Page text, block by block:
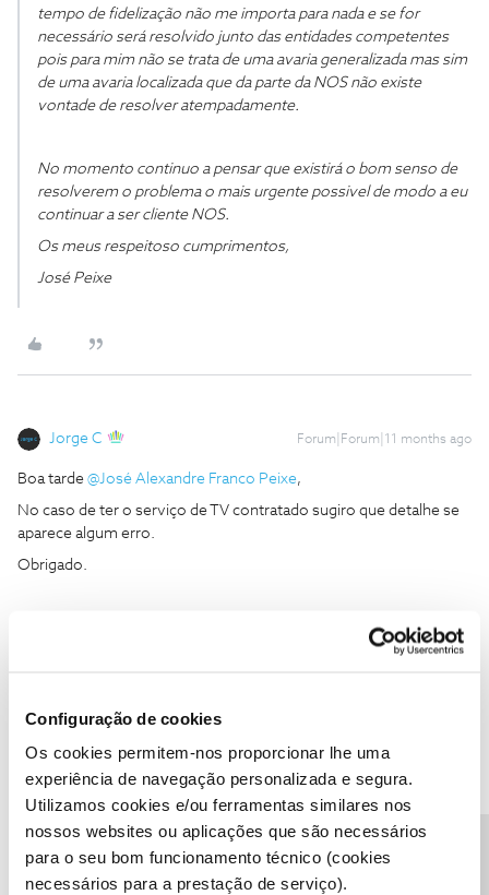
Configuração de cookies
Os cookies permitem-nos proporcionar lhe uma
experiência de navegação personalizada e segura.
Utilizamos cookies e/ou ferramentas similares nos
nossos websites ou aplicações que são necessários
para o seu bom funcionamento técnico (cookies
necessários para a prestação de serviço).
tempo de fidelização não me importa para nada e se for
necessário será resolvido junto das entidades competentes
pois para mim não se trata de uma avaria generalizada mas sim
de uma avaria localizada que da parte da NOS não existe
vontade de resolver atempadamente.
No momento continuo a pensar que existirá o bom senso de
resolverem o problema o mais urgente possivel de modo a eu
continuar a ser cliente NOS.
Os meus respeitoso cumprimentos,
José Peixe
Jorge C Forum|Forum|11 months ago
Boa tarde ​ @José Alexandre Franco Peixe,
No caso de ter o serviço de TV contratado sugiro que detalhe se
aparece algum erro.
Obrigado.
Ajude a comunidade do Fórum NOS com “Likes” e “Melhor
Resposta” nas soluções mais úteis. Siga o perfil para acompanhar
J José Alexandre Franco Peixe Forum|Forum|11 months ago
Boa tarde Jorge. Tenho serviço contratado para TV-NET-FIXO e
DADOS Moveis, Ontem de manha deixei de ter acesso a tudo, O